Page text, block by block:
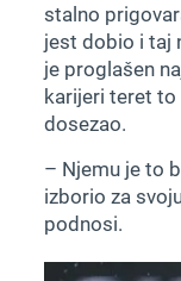
stalno
jest dobio i taj
je proglašen
karijeri teret to
dosezao.
– Njemu je to
izborio za
podnosi.